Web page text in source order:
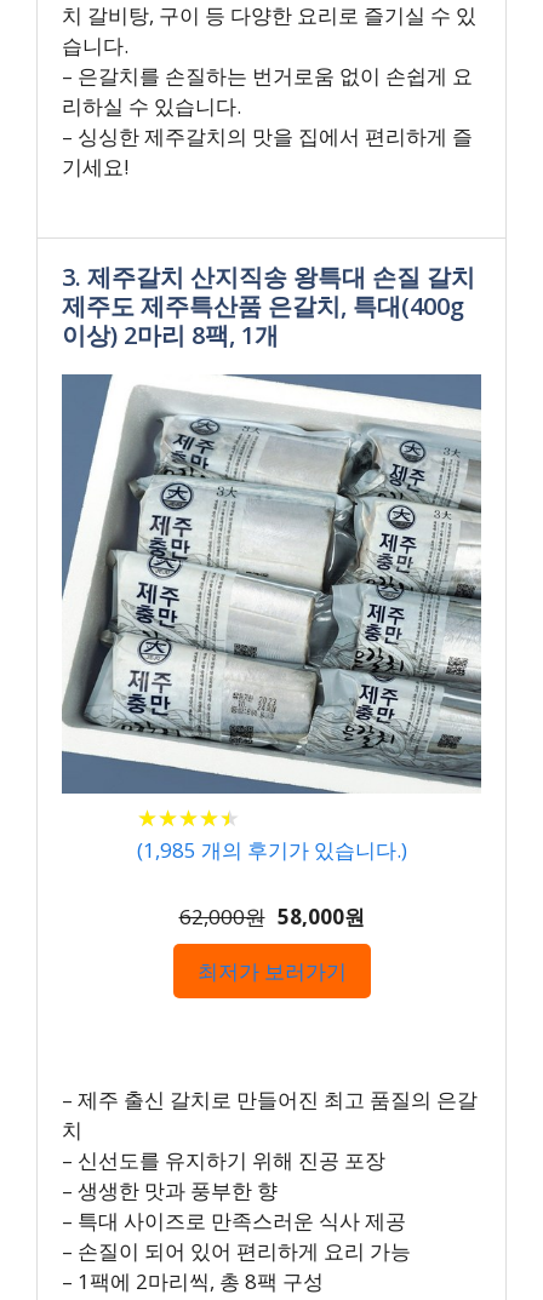
치 갈비탕, 구이 등 다양한 요리로 즐기실 수 있
습니다.
– 은갈치를 손질하는 번거로움 없이 손쉽게 요
리하실 수 있습니다.
– 싱싱한 제주갈치의 맛을 집에서 편리하게 즐
기세요!
3. 제주갈치 산지직송 왕특대 손질 갈치
제주도 제주특산품 은갈치, 특대(400g
이상) 2마리 8팩, 1개
★★★★★
★★★★★
(1,985 개의 후기가 있습니다.)
62,000원 58,000원
최저가 보러가기
– 제주 출신 갈치로 만들어진 최고 품질의 은갈
치
– 신선도를 유지하기 위해 진공 포장
– 생생한 맛과 풍부한 향
– 특대 사이즈로 만족스러운 식사 제공
– 손질이 되어 있어 편리하게 요리 가능
– 1팩에 2마리씩, 총 8팩 구성